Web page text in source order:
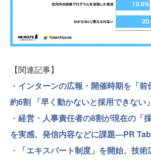
【関連記事】
・ インターンの広報・開催時期を「
約6割 「早く動かないと採用できな
・ 経営・人事責任者の8割が現在の「
を実感、発信内容などに課題―PR
・
「エキスパート制度」を開始、技